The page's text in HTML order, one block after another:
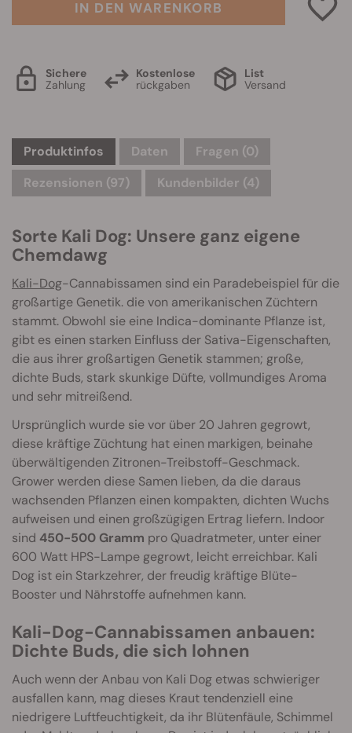
IN DEN WARENKORB
Sichere
Zahlung
Kostenlose
rückgaben
List
Versand
Produktinfos Daten Fragen (0)
Rezensionen (97)
Kundenbilder (4)
Sorte Kali Dog: Unsere ganz eigene
Chemdawg
Kali-Dog-Cannabissamen sind ein Paradebeispiel für die
großartige Genetik. die von amerikanischen Züchtern
stammt. Obwohl sie eine Indica-dominante Pflanze ist,
gibt es einen starken Einfluss der Sativa-Eigenschaften,
die aus ihrer großartigen Genetik stammen; große,
dichte Buds, stark skunkige Düfte, vollmundiges Aroma
und sehr mitreißend.
Ursprünglich wurde sie vor über 20 Jahren gegrowt,
diese kräftige Züchtung hat einen markigen, beinahe
überwältigenden Zitronen-Treibstoff-Geschmack.
Grower werden diese Samen lieben, da die daraus
wachsenden Pflanzen einen kompakten, dichten Wuchs
aufweisen und einen großzügigen Ertrag liefern. Indoor
sind 450-500 Gramm pro Quadratmeter, unter einer
600 Watt HPS-Lampe gegrowt, leicht erreichbar. Kali
Dog ist ein Starkzehrer, der freudig kräftige Blüte-
Booster und Nährstoffe aufnehmen kann.
Kali-Dog-Cannabissamen anbauen:
Dichte Buds, die sich lohnen
Auch wenn der Anbau von Kali Dog etwas schwieriger
ausfallen kann, mag dieses Kraut tendenziell eine
niedrigere Luftfeuchtigkeit, da ihr Blütenfäule, Schimmel